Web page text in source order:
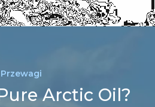
Przewagi
Arctic Oil?